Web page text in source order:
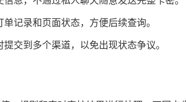
记录和页面状态，方便后续查询。
提交到多个渠道，以免出现状态争议。